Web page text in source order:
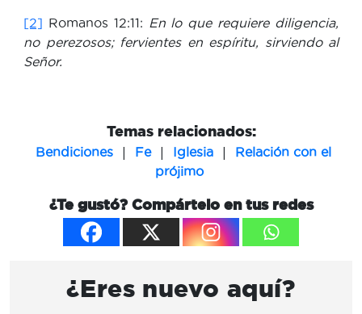
[2] Romanos 12:11: En lo que requiere diligencia,
no perezosos; fervientes en espíritu, sirviendo al
Señor.
Temas relacionados:
Bendiciones | Fe | Iglesia |
Relación con el
prójimo
¿Te gustó? Compártelo en tus redes
¿Eres nuevo aquí?